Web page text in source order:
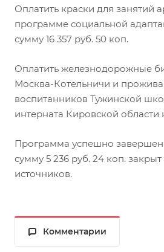
Оплатить краски для занятий
программе социальной
сумму 16 357 руб. 50 коп.
Оплатить железнодорожные
Москва-Котельничи и
воспитанников Тужинской
интерната Кировской области
Программа успешно
сумму 5 236 руб. 24 коп. закрыт
источников.
Комментарии